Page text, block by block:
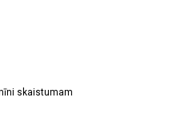
skaistumam